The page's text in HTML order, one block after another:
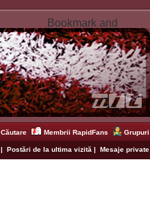
Căutare Membrii RapidFans Grupuri
| Postări de la ultima vizită | Mesaje private